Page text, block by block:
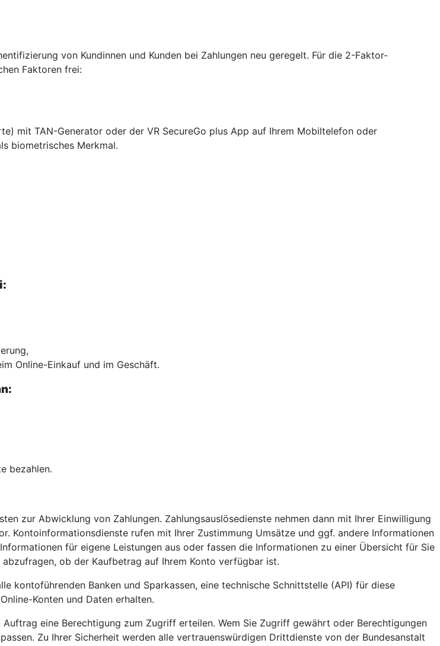
von Kundinnen und Kunden bei Zahlungen neu geregelt. Für die 2-Faktor-
Faktoren frei:
mit TAN-Generator oder der VR SecureGo plus App auf Ihrem Mobiltelefon oder
biometrisches Merkmal.
Online-Einkauf und im Geschäft.
bezahlen.
zur Abwicklung von Zahlungen. Zahlungsauslösedienste nehmen dann mit Ihrer Einwilligung
Kontoinformationsdienste rufen mit Ihrer Zustimmung Umsätze und ggf. andere Informationen
für eigene Leistungen aus oder fassen die Informationen zu einer Übersicht für Sie
ob der Kaufbetrag auf Ihrem Konto verfügbar ist.
kontoführenden Banken und Sparkassen, eine technische Schnittstelle (API) für diese
Konten und Daten erhalten.
eine Berechtigung zum Zugriff erteilen. Wem Sie Zugriff gewährt oder Berechtigungen
Zu Ihrer Sicherheit werden alle vertrauenswürdigen Drittdienste von der Bundesanstalt